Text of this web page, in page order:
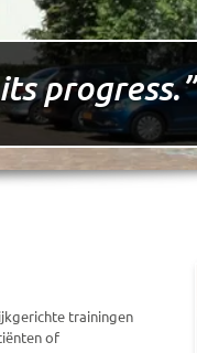
progress.”
trainingen
of